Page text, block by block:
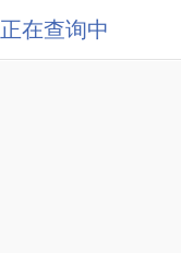
正在查询中